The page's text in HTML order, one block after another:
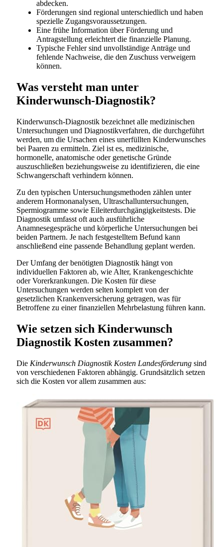
abdecken.
Förderungen sind regional unterschiedlich und haben
spezielle Zugangsvoraussetzungen.
Eine frühe Information über Förderung und
Antragstellung erleichtert die finanzielle Planung.
Typische Fehler sind unvollständige Anträge und
fehlende Nachweise, die den Zuschuss verweigern
können.
Was versteht man unter
Kinderwunsch-Diagnostik?
Kinderwunsch-Diagnostik bezeichnet alle medizinischen
Untersuchungen und Diagnostikverfahren, die durchgeführt
werden, um die Ursachen eines unerfüllten Kinderwunsches
bei Paaren zu ermitteln. Ziel ist es, medizinische,
hormonelle, anatomische oder genetische Gründe
auszuschließen beziehungsweise zu identifizieren, die eine
Schwangerschaft verhindern können.
Zu den typischen Untersuchungsmethoden zählen unter
anderem Hormonanalysen, Ultraschalluntersuchungen,
Spermiogramme sowie Eileiterdurchgängigkeitstests. Die
Diagnostik umfasst oft auch ausführliche
Anamnesegespräche und körperliche Untersuchungen bei
beiden Partnern. Je nach festgestelltem Befund kann
anschließend eine passende Behandlung geplant werden.
Der Umfang der benötigten Diagnostik hängt von
individuellen Faktoren ab, wie Alter, Krankengeschichte
oder Vorerkrankungen. Die Kosten für diese
Untersuchungen werden selten komplett von der
gesetzlichen Krankenversicherung getragen, was für
Betroffene zu einer finanziellen Mehrbelastung führen kann.
Wie setzen sich Kinderwunsch
Diagnostik Kosten zusammen?
Die Kinderwunsch Diagnostik Kosten Landesförderung sind
von verschiedenen Faktoren abhängig. Grundsätzlich setzen
sich die Kosten vor allem zusammen aus: